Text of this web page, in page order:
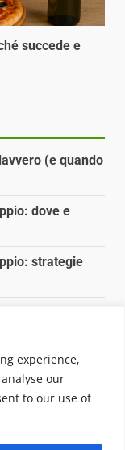
experience,
our
to our use of
succede e
(e quando
dove e
strategie
che
di Jws Media